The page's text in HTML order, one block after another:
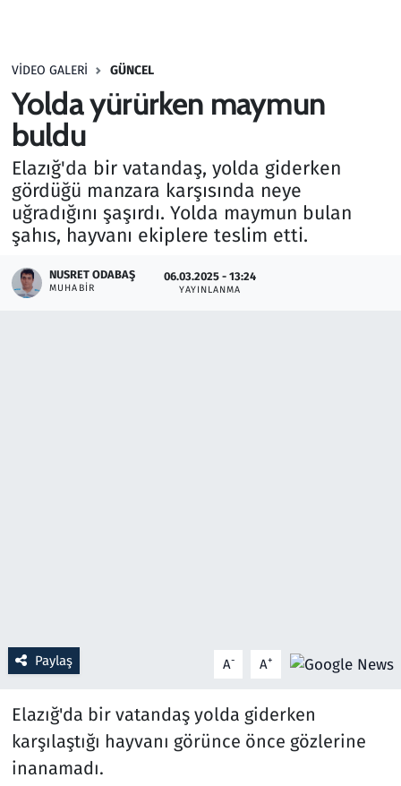
VIDEO GALERI GÜNCEL
Yolda yürürken maymun
buldu
Elazığ'da bir vatandaş, yolda giderken
gördüğü manzara karşısında neye
uğradığını şaşırdı. Yolda maymun bulan
şahıs, hayvanı ekiplere teslim etti.
NUSRET ODABAŞ
MUHABIR
06.03.2025 - 13:24
YAYINLANMA
Paylaş A- A+
Elazığ'da bir vatandaş yolda giderken
karşılaştığı hayvanı görünce önce gözlerine
inanamadı.
Haber
Kültür Sanat
Kurumsal Haberler
Lezzet Durağı
Spor
Teknoloji ve Bilim
Televizyon